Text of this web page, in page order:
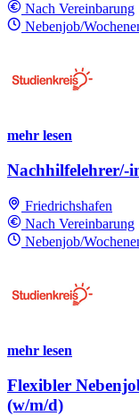
Nach Vereinbarung
Nebenjob/
mehr lesen
Nachhilfelehrer/-
Friedrichshafen
Nach Vereinbarung
Nebenjob/
mehr lesen
Flexibler
(w/m/d)